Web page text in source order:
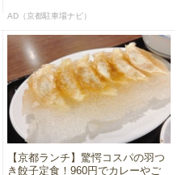
AD（京都駐車場ナビ）
【京都ランチ】驚愕コスパの羽つ
き餃子定食！960円でカレーやご